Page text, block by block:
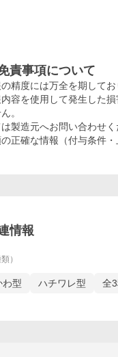
責事項について
精度には万全を期して
容を使用して発生した
。
製造元へお問い合わせ
正確な情報（付与条件
情報
）
わ型 ハチワレ型 全